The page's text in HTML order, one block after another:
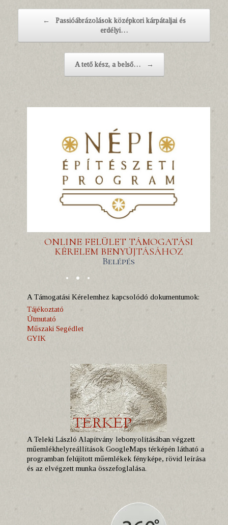
←
Passióábrázolások középkori kárpátaljai és
erdélyi…
A tető kész, a belső… →
ONLINE FELÜLET TÁMOGATÁSI
KÉRELEM BENYÚJTÁSÁHOZ
Belépés
A Támogatási Kérelemhez kapcsolódó dokumentumok:
Tájékoztató
Útmutató
Műszaki Segédlet
GYIK
A Teleki László Alapítvány lebonyolításában végzett
műemlékhelyreállítások GoogleMaps térképén látható a
programban felújított műemlékek fényképe, rövid leírása
és az elvégzett munka összefoglalása.